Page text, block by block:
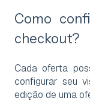
Como
checkout?
Cada oferta
configurar seu
edição de uma